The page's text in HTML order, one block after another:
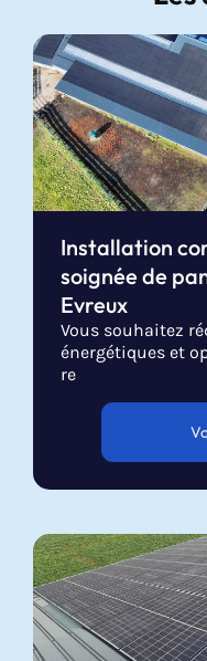
Installation
soignée de
Evreux
Vous souhaitez
énergétiques et
re